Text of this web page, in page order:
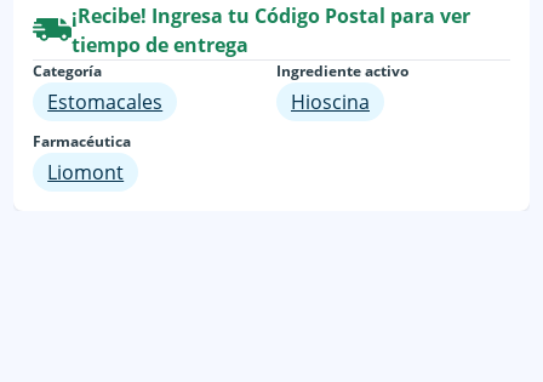
¡Recibe! Ingresa tu Código Postal para ver
tiempo de entrega
Categoría
Estomacales
Ingrediente activo
Hioscina
Farmacéutica
Liomont